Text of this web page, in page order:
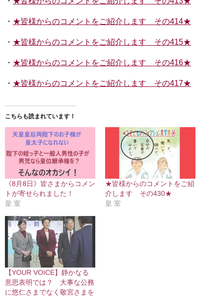
・ ★皆様からのコメントをご紹介します その414★
・ ★皆様からのコメントをご紹介します その415★
・ ★皆様からのコメントをご紹介します その416★
・ ★皆様からのコメントをご紹介します その417★
こちらも読まれています！
《8月8日》皆さまからコメン
トが寄せられました！
皇 室
★皆様からのコメントをご紹
介します その430★
皇 室
【YOUR VOICE】静かなる
意思表明では？ 大事な公務
に悠仁さまでなく敬宮さまを